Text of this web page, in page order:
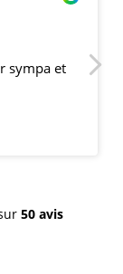
sympa et
50 avis